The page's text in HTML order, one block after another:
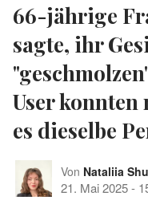
66-jährige
sagte, ihr
User konnten
es dieselbe
Von Nataliia
21. Mai 2025-